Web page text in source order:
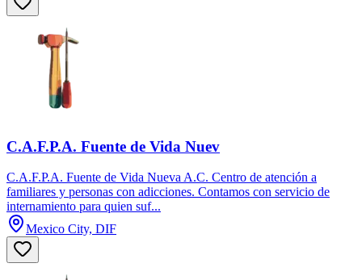
C.A.F.P.A. Fuente de Vida Nuev
C.A.F.P.A. Fuente de Vida Nueva A.C. Centro de atención a
familiares y personas con adicciones. Contamos con servicio de
internamiento para quien suf...
Mexico City, DIF